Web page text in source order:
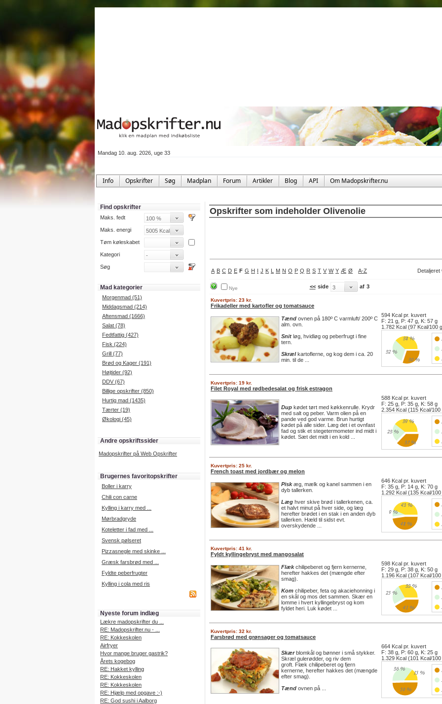
Mandag 10. aug. 2026, uge 33
Info Opskrifter Søg Madplan Forum Artikler Blog API Om Madopskrifter.nu
Find opskrifter
Maks. fedt
Maks. energi
Tøm køleskabet
Kategori
Søg
Mad kategorier
Morgenmad (51)
Middagsmad (214)
Aftensmad (1666)
Salat (78)
Fedtfattig (427)
Fisk (224)
Grill (77)
Brød og Kager (191)
Højtider (92)
DDV (67)
Billige opskrifter (850)
Hurtig mad (1435)
Tærter (19)
Økologi (45)
Andre opskriftssider
Madopskrifter på Web Opskrifter
Brugernes favoritopskrifter
Boller i karry
Chili con carne
Kylling i karry med ...
Mørbradgryde
Koteletter i fad med ...
Svensk pølseret
Pizzasnegle med skinke ...
Græsk farsbrød med ...
Fyldte peberfrugter
Kylling i cola med ris
Nyeste forum indlæg
Lækre madopskrifter du ...
RE: Madopskrifter.nu - ...
RE: Kokkeskolen
Airfryer
Hvor mange bruger gastrik?
Årets kogebog
RE: Hakket kylling
RE: Kokkeskolen
RE: Kokkeskolen
RE: Hjælp med opgave :-)
RE: God sushi i Aalborg
Opskrifter som indeholder Olivenolie
A B C D E F G H I J K L M N O P Q R S T V W Y Æ Ø A-Z Detaljeret
Nye << side af 3
Kuvertpris: 23 kr.
Frikadeller med kartofler og tomatsauce
Tænd ovnen på 180º C varmluft/ 200º C
alm. ovn.
Snit løg, hvidløg og peberfrugt i fine
tern.
Skrælkartoflerne, og kog dem i ca. 20
min. til de ...
594 Kcal pr. kuvert
F: 21 g, P: 47 g, K: 57 g
1.782 Kcal (97 Kcal/100
Kuvertpris: 19 kr.
Filet Royal med rødbedesalat og frisk estragon
Dup kødet tørt med køkkenrulle. Krydr
med salt og peber. Varm olien på en
pande ved god varme. Brun hurtigt
kødet på alle sider. Læg det i et ovnfast
fad og stik et stegetermometer ind midt i
kødet. Sæt det midt i en kold ...
588 Kcal pr. kuvert
F: 25 g, P: 35 g, K: 58 g
2.354 Kcal (115 Kcal/100
Kuvertpris: 25 kr.
French toast med jordbær og melon
Piskæg, mælk og kanel sammen i en
dyb tallerken.
Læg hver skive brød i tallerkenen, ca.
et halvt minut på hver side, og læg
herefter brødet i en stak i en anden dyb
tallerken. Hæld til sidst evt.
overskydende ...
646 Kcal pr. kuvert
F: 35 g, P: 14 g, K: 70 g
1.292 Kcal (135 Kcal/100
Kuvertpris: 41 kr.
Fyldt kyllingebryst med mangosalat
Flækchilipeberet og fjern kernerne,
herefter hakkes det (mængde efter
smag).
Kom chilipeber, feta og akaciehonning i
en skål og mos det sammen. Skær en
lomme i hvert kyllingebryst og kom
fyldet heri. Luk kødet ...
598 Kcal pr. kuvert
F: 29 g, P: 38 g, K: 50 g
1.196 Kcal (107 Kcal/100
Kuvertpris: 32 kr.
Farsbrød med grønsager og tomatsauce
Skærblomkål og bønner i små stykker.
Skræl gulerødder, og riv dem
groft. Flæk chilipeberet og fjern
kernerne, herefter hakkes det (mængde
efter smag).
Tænd ovnen på ...
664 Kcal pr. kuvert
F: 38 g, P: 60 g, K: 25 g
1.329 Kcal (101 Kcal/100